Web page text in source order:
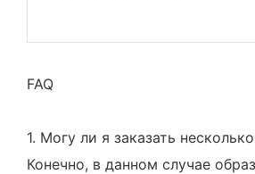
FAQ
1. Могу ли я заказать
Конечно, в данном случае